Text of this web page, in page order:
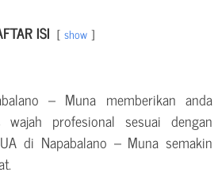
ISI show
– Muna memberikan anda
profesional sesuai dengan
di Napabalano – Muna semakin